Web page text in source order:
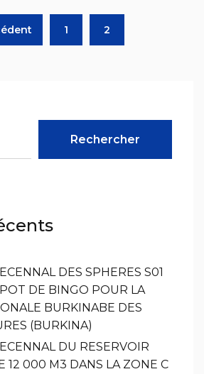
1 2
Rechercher
DES SPHERES S01
DE BINGO POUR LA
BURKINABE DES
(BURKINA)
DU RESERVOIR
12 000 M3 DANS LA ZONE C